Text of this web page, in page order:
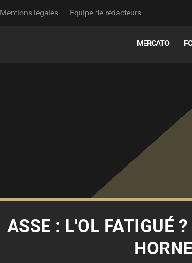
Mentions légales Equipe de rédacteurs
MERCATO
ASSE : L'OL FATIGUÉ